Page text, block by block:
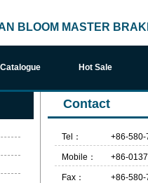
BLOOM MASTER
Catalogue Hot Sale
Contact
Tel： +86-
Mobile： +86-
Fax： +86-